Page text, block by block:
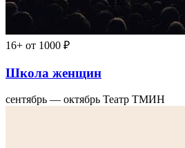
16+ от 1000 ₽
Школа женщин
сентябрь — октябрь Театр ТМИН